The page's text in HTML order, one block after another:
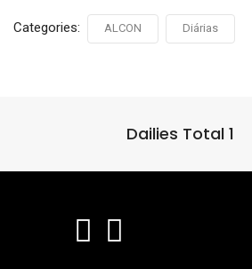
Categories: ALCON Diárias
Dailies Total 1